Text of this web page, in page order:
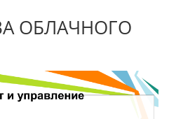
ОБЛАЧНОГО